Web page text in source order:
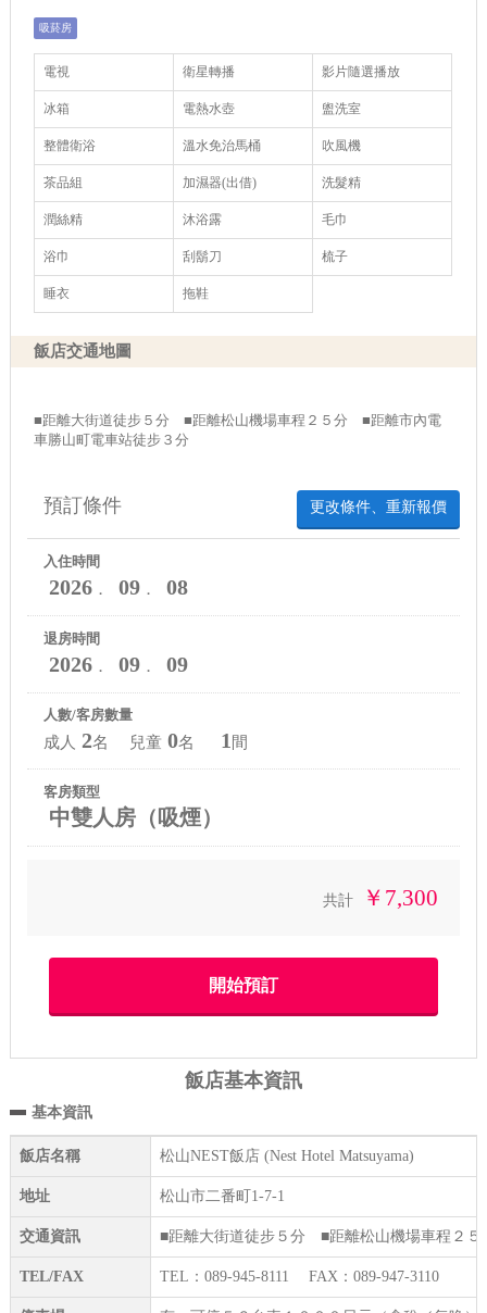
吸菸房
電視 衛星轉播 影片隨選播放
冰箱 電熱水壺 盥洗室
整體衛浴 溫水免治馬桶 吹風機
茶品組 加濕器(出借) 洗髮精
潤絲精 沐浴露 毛巾
浴巾 刮鬍刀 梳子
睡衣 拖鞋
飯店交通地圖
■距離大街道徒步５分 ■距離松山機場車程２５分 ■距離市內電
車勝山町電車站徒步３分
更改條件、重新報價
預訂條件
入住時間
2026． 09． 08
退房時間
2026． 09． 09
人數/客房數量
成人 2名 兒童 0名 1間
客房類型
中雙人房（吸煙）
共計 ￥7,300
飯店基本資訊
基本資訊
飯店名稱 松山NEST飯店 (Nest Hotel Matsuyama)
地址 松山市二番町1-7-1
交通資訊 ■距離大街道徒步５分 ■距離松山機場車程２
TEL/FAX TEL：089-945-8111 FAX：089-947-3110